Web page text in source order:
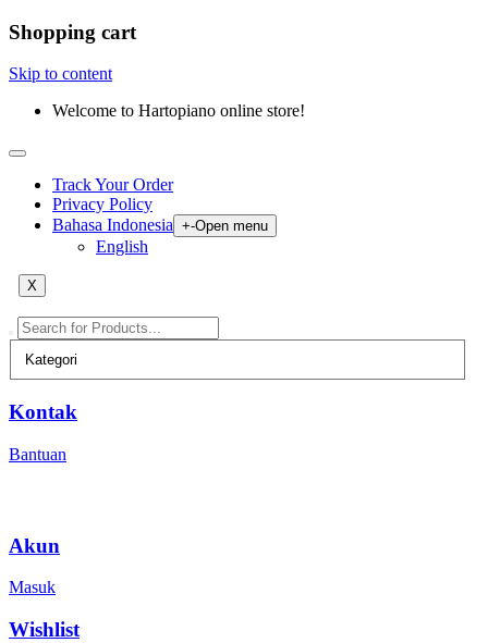
Shopping cart
Skip to content
Welcome to Hartopiano online store!
Track Your Order
Privacy Policy
Bahasa Indonesia +-Open menu
English
X
Kontak
Bantuan
Akun
Masuk
Wishlist